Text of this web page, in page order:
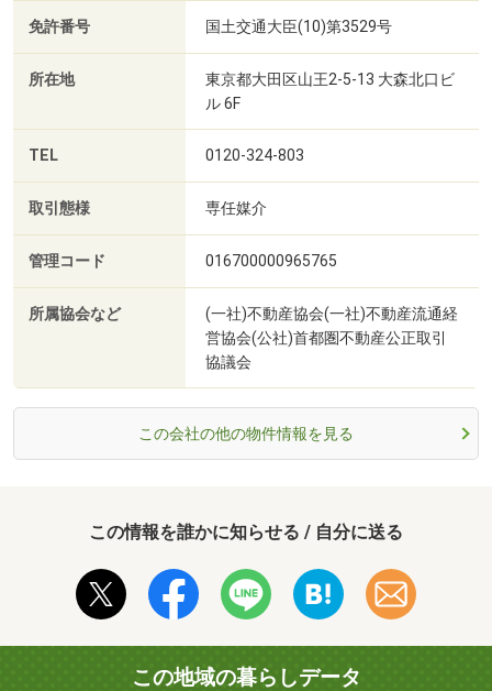
免許番号 国土交通大臣(10)第3529号
所在地
東京都大田区山王2-5-13 大森北口ビ
ル 6F
TEL 0120-324-803
取引態様 専任媒介
管理コード 016700000965765
所属協会など
(一社)不動産協会(一社)不動産流通経
営協会(公社)首都圏不動産公正取引
協議会
この会社の他の物件情報を見る
この情報を誰かに知らせる / 自分に送る
この地域の暮らしデータ